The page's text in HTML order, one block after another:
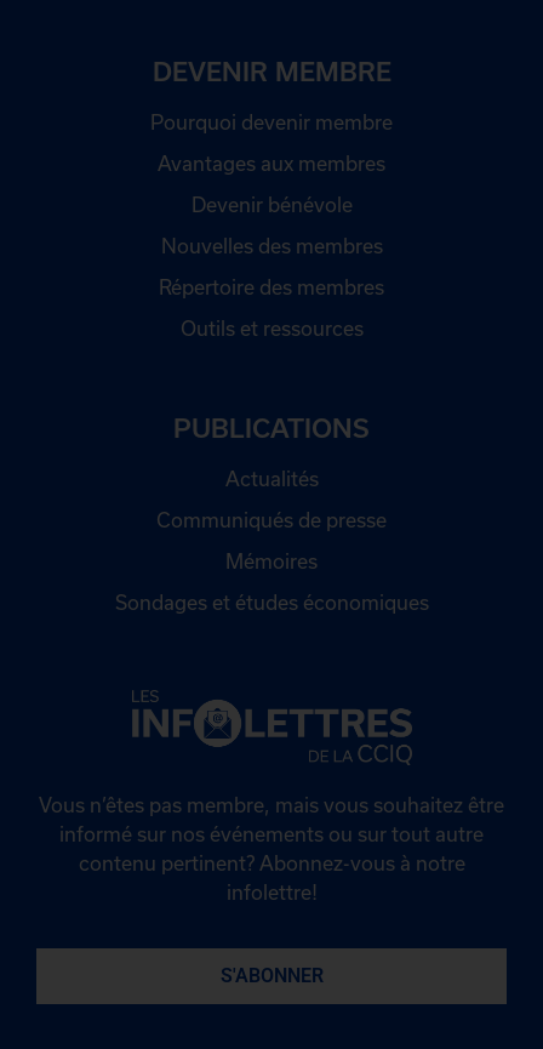
DEVENIR MEMBRE
Pourquoi devenir membre
Avantages aux membres
Devenir bénévole
Nouvelles des membres
Répertoire des membres
Outils et ressources
PUBLICATIONS
Actualités
Communiqués de presse
Mémoires
Sondages et études économiques
Vous n’êtes pas membre, mais vous souhaitez être
informé sur nos événements ou sur tout autre
contenu pertinent? Abonnez-vous à notre
infolettre!
S'ABONNER